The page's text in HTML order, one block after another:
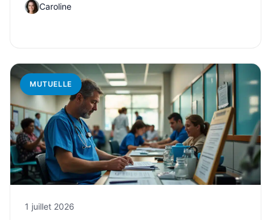
Caroline
MUTUELLE
1 juillet 2026